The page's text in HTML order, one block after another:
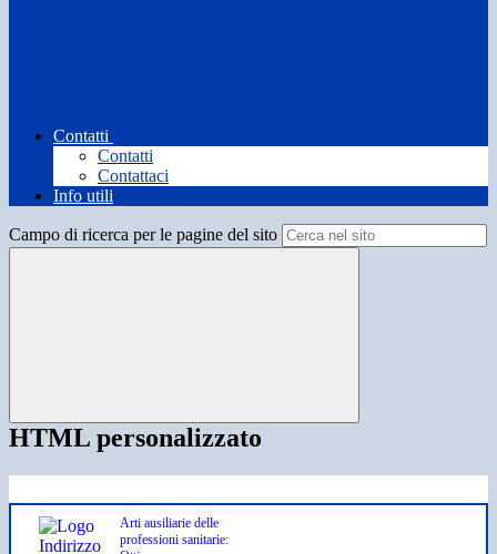
Contatti
Contatti
Contattaci
Info utili
Campo di ricerca per le pagine del sito
HTML personalizzato
Arti ausiliarie delle
professioni sanitarie: